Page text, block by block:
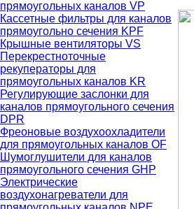
прямоугольных каналов VP
Кассетные фильтры для каналов
прямоугольно сечения KPF
Крышные вентиляторы VS
Перекрестноточные
рекуператоры для
прямоугольных каналов KR
Регулирующие заслонки для
каналов прямоугольного сечения
DРR
Фреоновые воздухоохладители
для прямоугольных каналов OF
Шумоглушители для каналов
прямоугольного сечения GHР
Электрические
воздухонагреватели для